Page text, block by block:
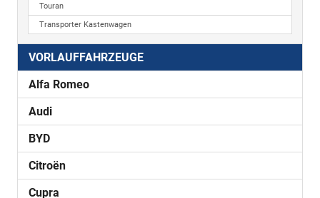
Touran
Transporter Kastenwagen
VORLAUFFAHRZEUGE
Alfa Romeo
Audi
BYD
Citroën
Cupra